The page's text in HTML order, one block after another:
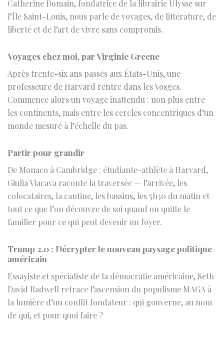
Voyages chez moi, par Virginie Greene
Après trente-six ans passés aux États-Unis, une
Commence alors un voyage inattendu : non plus entre
les continents, mais entre les cercles concentriques d’un
monde mesuré à l’échelle du pas.
Partir pour grandir
De Monaco à Cambridge : étudiante-athlète à Harvard,
colocataires, la cantine, les bassins, les 5h30 du matin et
tout ce que l’on découvre de soi quand on quitte le
familier pour ce qui peut devenir un foyer.
Trump 2.0 : Décrypter le nouveau paysage politique
américain
David Radwell retrace l’ascension du populisme MAGA à
la lumière d’un conflit fondateur : qui gouverne, au nom
de qui, et pour quoi faire ?
Santé des femmes : constat et enjeux essentiels
Jeanne Theuret, entrepreneure et fondatrice d’une